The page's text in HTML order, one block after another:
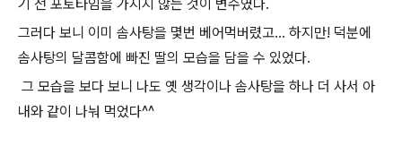
기 전 포토타임을 가지지 않는 것이 변수였다.
그러다 보니 이미 솜사탕을 몇번 베어먹버렸고... 하지만! 덕분에
솜사탕의 달콤함에 빠진 딸의 모습을 담을 수 있었다.
그 모습을 보다 보니 나도 옛 생각이나 솜사탕을 하나 더 사서 아
내와 같이 나눠 먹었다^^